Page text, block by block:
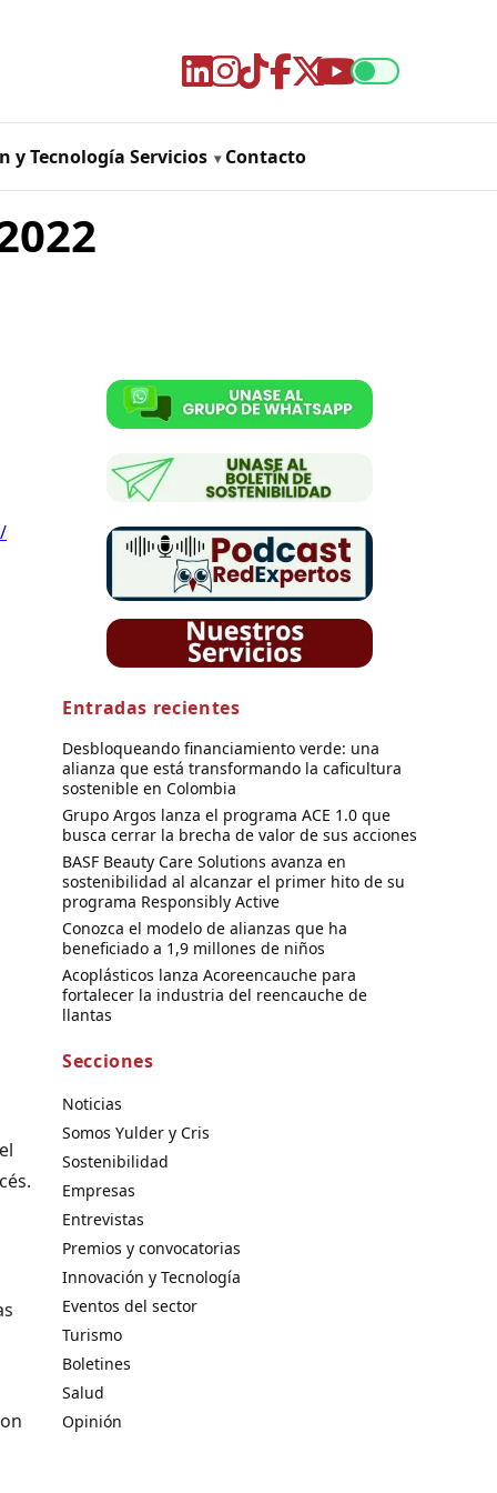
y Tecnología Servicios Contacto
Entradas recientes
Desbloqueando financiamiento verde: una
alianza que está transformando la caficultura
sostenible en Colombia
Grupo Argos lanza el programa ACE 1.0 que
busca cerrar la brecha de valor de sus acciones
BASF Beauty Care Solutions avanza en
sostenibilidad al alcanzar el primer hito de su
programa Responsibly Active
Conozca el modelo de alianzas que ha
beneficiado a 1,9 millones de niños
Acoplásticos lanza Acoreencauche para
fortalecer la industria del reencauche de
llantas
Secciones
Noticias
Somos Yulder y Cris
Sostenibilidad
Empresas
Entrevistas
Premios y convocatorias
Innovación y Tecnología
Eventos del sector
Turismo
Boletines
Salud
Opinión